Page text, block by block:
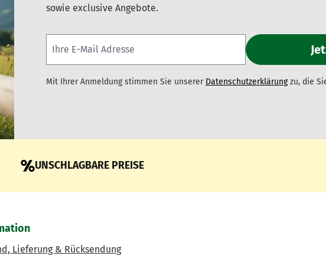
sowie exclusive Angebote.
Mit Ihrer Anmeldung stimmen Sie unserer Datenschutzerklärungzu, die
UNSCHLAGBARE PREISE
Lieferung & Rücksendung